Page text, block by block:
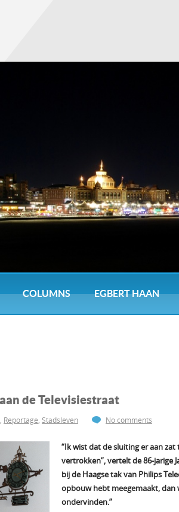
COLUMNS EGBERT HAAN
de Televisiestraat
, Reportage, Stadsleven No comments
“Ik wist dat de sluiting er aan
vertrokken”, vertelt de 86-jarige
bij de Haagse tak van Philips
opbouw hebt meegemaakt, dan
ondervinden.”